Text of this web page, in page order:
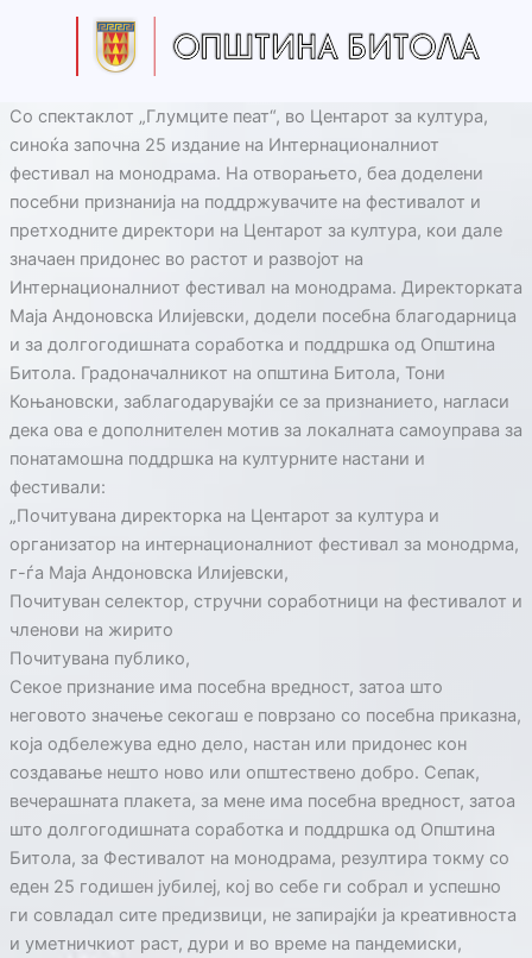
Со спектаклот „Глумците пеат“, во Центарот за култура,
синоќа започна 25 издание на Интернационалниот
фестивал на монодрама. На отворањето, беа доделени
посебни признанија на поддржувачите на фестивалот и
претходните директори на Центарот за култура, кои дале
значаен придонес во растот и развојот на
Интернационалниот фестивал на монодрама. Директорката
Маја Андоновска Илијевски, додели посебна благодарница
и за долгогодишната соработка и поддршка од Општина
Битола. Градоначалникот на општина Битола, Тони
Коњановски, заблагодарувајќи се за признанието, нагласи
дека ова е дополнителен мотив за локалната самоуправа за
понатамошна поддршка на културните настани и
фестивали:
„Почитувана директорка на Центарот за култура и
организатор на интернационалниот фестивал за монодрма,
г-ѓа Маја Андоновска Илијевски,
Почитуван селектор, стручни соработници на фестивалот и
членови на жирито
Почитувана публико,
Секое признание има посебна вредност, затоа што
неговото значење секогаш е поврзано со посебна приказна,
која одбележува едно дело, настан или придонес кон
создавање нешто ново или општествено добро. Сепак,
вечерашната плакета, за мене има посебна вредност, затоа
што долгогодишната соработка и поддршка од Општина
Битола, за Фестивалот на монодрама, резултира токму со
еден 25 годишен јубилеј, кој во себе ги собрал и успешно
ги совладал сите предизвици, не запирајќи ја креативноста
и уметничкиот раст, дури и во време на пандемиски,